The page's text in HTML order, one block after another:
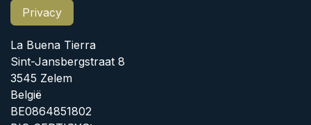
Privacy
La Buena Tierra
Sint-Jansbergstraat 8
3545 Zelem
België
BE0864851802